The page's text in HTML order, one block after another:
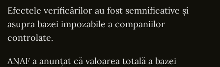
Efectele verificărilor au fost semnificative și
asupra bazei impozabile a companiilor
controlate.
ANAF a anunțat că valoarea totală a bazei